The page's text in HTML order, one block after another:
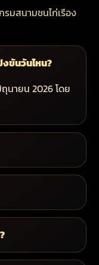
มสนามชนไก่เรือง
งขันวันไหน?
นายน 2026 โดย